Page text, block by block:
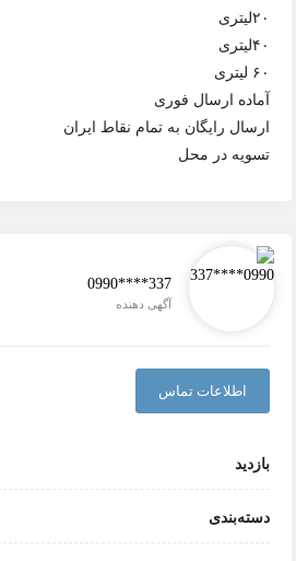
۲۰لیتری
۴۰لیتری
۶۰ لیتری
آماده ارسال فوری
ارسال رایگان به تمام نقاط ایران
تسویه در محل
0990****337
آگهی دهنده
اطلاعات تماس
بازدید
دسته‌بندی